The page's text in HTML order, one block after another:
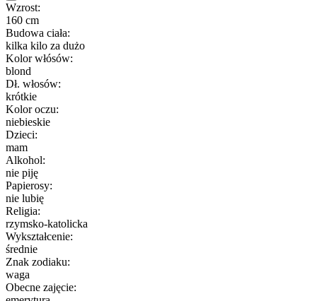
Wzrost:
160 cm
Budowa ciała:
kilka kilo za dużo
Kolor włósów:
blond
Dł. włosów:
krótkie
Kolor oczu:
niebieskie
Dzieci:
mam
Alkohol:
nie piję
Papierosy:
nie lubię
Religia:
rzymsko-katolicka
Wykształcenie:
średnie
Znak zodiaku:
waga
Obecne zajęcie: